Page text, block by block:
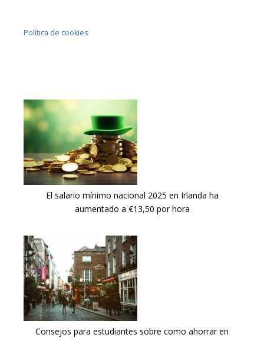
Política de cookies
El salario mínimo nacional 2025 en Irlanda ha
aumentado a €13,50 por hora
Consejos para estudiantes sobre como ahorrar en